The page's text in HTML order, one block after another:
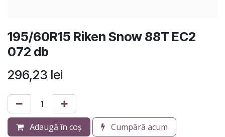
195/60R15 Riken Snow 88T EC2
072 db
296,23 lei
Adaugă în coș Cumpără acum